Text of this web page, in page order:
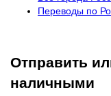
Переводы по
Отправить
наличными